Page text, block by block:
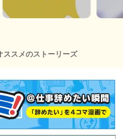
ススメのストーリーズ